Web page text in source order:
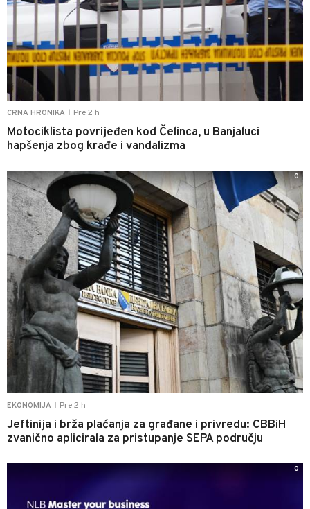
CRNA HRONIKA Pre 2 h
Motociklista povrijeđen kod Čelinca, u Banjaluci
hapšenja zbog krađe i vandalizma
EKONOMIJA Pre 2 h
Jeftinija i brža plaćanja za građane i privredu: CBBiH
zvanično aplicirala za pristupanje SEPA području
0
0